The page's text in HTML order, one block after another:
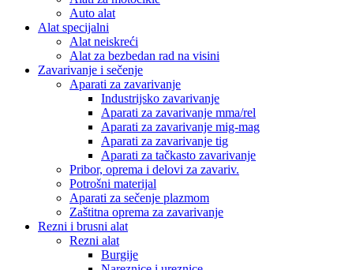
Auto alat
Alat specijalni
Alat neiskreći
Alat za bezbedan rad na visini
Zavarivanje i sečenje
Aparati za zavarivanje
Industrijsko zavarivanje
Aparati za zavarivanje mma/rel
Aparati za zavarivanje mig-mag
Aparati za zavarivanje tig
Aparati za tačkasto zavarivanje
Pribor, oprema i delovi za zavariv.
Potrošni materijal
Aparati za sečenje plazmom
Zaštitna oprema za zavarivanje
Rezni i brusni alat
Rezni alat
Burgije